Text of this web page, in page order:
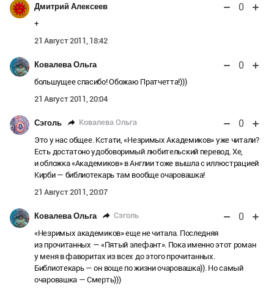
Дмитрий Алексеев 0
+
21 Август 2011, 18:42
Ковалева Ольга 0
большущее спасибо! Обожаю Пратчетта!)))
21 Август 2011, 20:04
Сэголь Ковалева Ольга 0
Это у нас общее. Кстати, «Незримых Академиков» уже читали?
Есть достатоно удобоворимый любительский перевод. Хе,
и обложка «Академиков» в Англии тоже вышла с иллюстрацией
Кирби — библиотекарь там вообще очаровашка!
21 Август 2011, 20:07
Ковалева Ольга Сэголь 0
«Незримых академиков» еще не читала. Последняя
из прочитанных — «Пятый элефант». Пока именно этот роман
у меня в фаворитах из всех до этого прочитанных.
Библиотекарь — он воще по жизни очаровашка)). Но самый
очаровашка — Смерть)))